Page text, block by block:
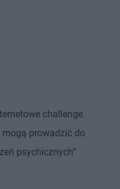
challenge.
mogą prowadzić do
psychicznych”